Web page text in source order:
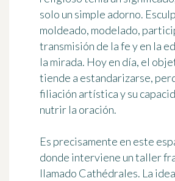
solo un simple adorno.
moldeado, modelado,
transmisión de la fe y en la
la mirada. Hoy en día, el
tiende a estandarizarse,
filiación artística y su
nutrir la oración.
Es precisamente en este
donde interviene un taller
llamado Cathédrales. La